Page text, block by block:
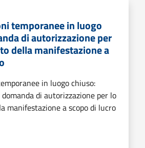
temporanee in luogo
di autorizzazione per
della manifestazione a
in luogo chiuso:
di autorizzazione per lo
manifestazione a scopo di lucro